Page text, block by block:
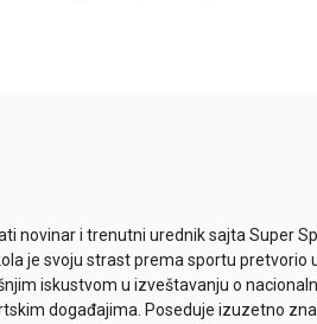
novinar i trenutni urednik sajta Super
je svoju strast prema sportu pretvorio
iskustvom u izveštavanju o
događajima. Poseduje izuzetno